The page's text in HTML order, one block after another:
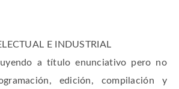
E INDUSTRIAL
a título enunciativo pero no
edición, compilación y